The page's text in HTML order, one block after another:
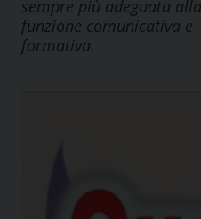
sempre più adeguata
funzione comunicativa e
formativa.